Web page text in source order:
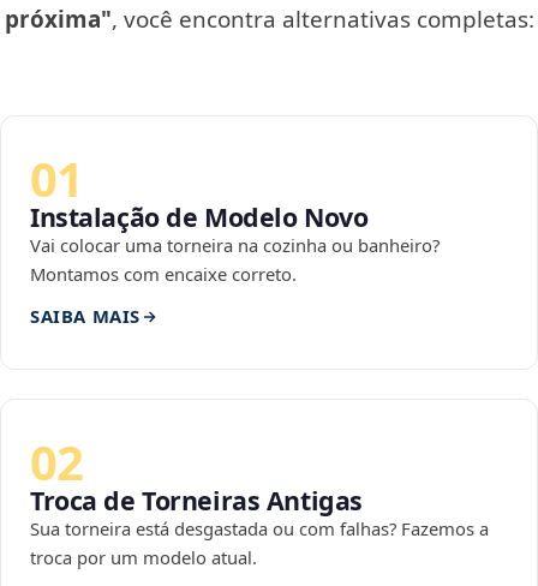
próxima", você encontra alternativas completas:
01
Instalação de Modelo Novo
Vai colocar uma torneira na cozinha ou banheiro?
Montamos com encaixe correto.
SAIBA MAIS
02
Troca de Torneiras Antigas
Sua torneira está desgastada ou com falhas? Fazemos a
troca por um modelo atual.